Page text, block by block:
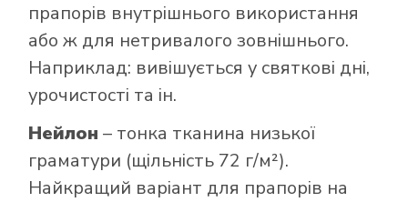
прапорів внутрішнього використання
або ж для нетривалого зовнішнього.
Наприклад: вивішується у святкові дні,
урочистості та ін.
Нейлон – тонка тканина низької
граматури (щільність 72 г/м²).
Найкращий варіант для прапорів на